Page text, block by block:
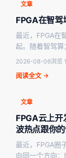
文章
FPGA在智驾
最近，FPGA在
起。随着智驾
感器数据预处
2026-08-06浏览 1
阅读全文 →
文章
FPGA云上
波热点跟你
最近，FPGA圈
向同一个方向：